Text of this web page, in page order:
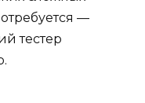
—
тестер